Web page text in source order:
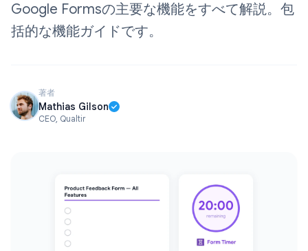
Google Formsの主要な機能をすべて解説。包
括的な機能ガイドです。
著者
Mathias Gilson
CEO, Qualtir